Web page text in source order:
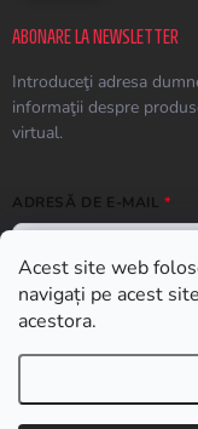
Acest site web
navigați pe acest
acestora.
ABONARE LA NEWSLETTER
Introduceţi adresa
informaţii despre
virtual.
ADRESĂ DE E-MAIL
ABONARE